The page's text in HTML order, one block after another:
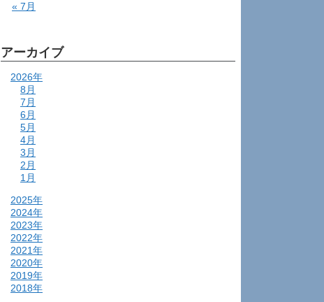
« 7月
アーカイブ
2026年
8月
7月
6月
5月
4月
3月
2月
1月
2025年
2024年
2023年
2022年
2021年
2020年
2019年
2018年